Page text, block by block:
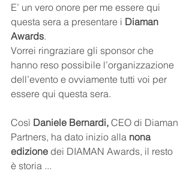
E’ un vero onore per me essere qui
questa sera a presentare i Diaman
Awards.
Vorrei ringraziare gli sponsor che
hanno reso possibile l’organizzazione
dell’evento e ovviamente tutti voi per
essere qui questa sera.
Così Daniele Bernardi, CEO di Diaman
Partners, ha dato inizio alla nona
edizione dei DIAMAN Awards, il resto
è storia ...